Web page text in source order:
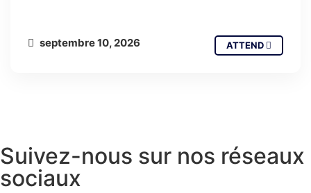
septembre 10, 2026 ATTEND
Suivez-nous sur nos réseaux
sociaux